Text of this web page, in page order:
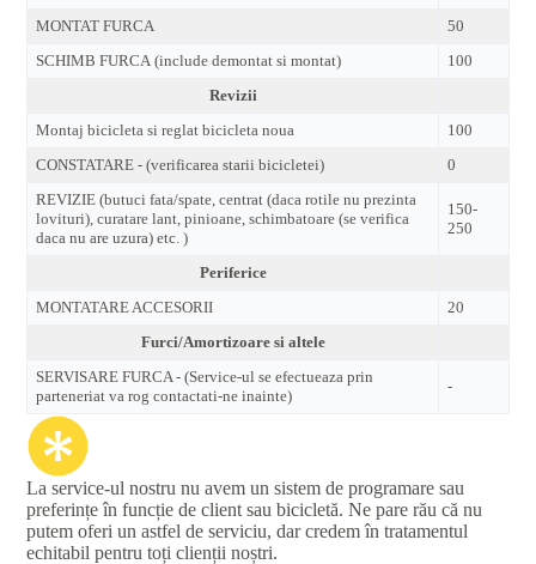
MONTAT FURCA
50
SCHIMB FURCA (include demontat si montat)
100
Revizii
Montaj bicicleta si reglat bicicleta noua
100
CONSTATARE - (verificarea starii bicicletei)
0
REVIZIE (butuci fata/spate, centrat (daca rotile nu prezinta
lovituri), curatare lant, pinioane, schimbatoare (se verifica
daca nu are uzura) etc. )
150-
250
Periferice
MONTATARE ACCESORII
20
Furci/Amortizoare si altele
SERVISARE FURCA - (Service-ul se efectueaza prin
parteneriat va rog contactati-ne inainte)
-
La service-ul nostru nu avem un sistem de programare sau
preferințe în funcție de client sau bicicletă. Ne pare rău că nu
putem oferi un astfel de serviciu, dar credem în tratamentul
echitabil pentru toți clienții noștri.